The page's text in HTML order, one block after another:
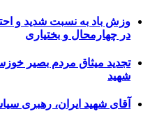
وزش باد به نسبت شدید و
در چهارمحال و بختیاری
تجدید میثاق مردم بصیر
شهید
آقای شهید ایران، رهبری